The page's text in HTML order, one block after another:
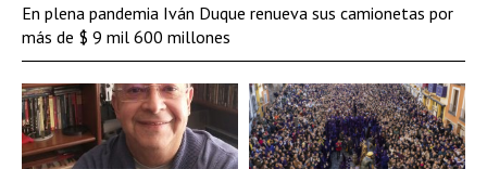
En plena pandemia Iván Duque renueva sus camionetas por
más de $ 9 mil 600 millones